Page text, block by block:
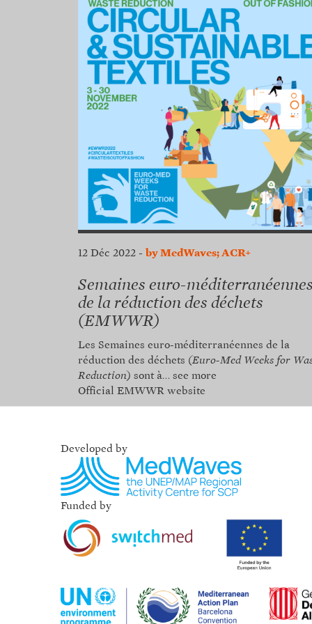
12 Déc 2022 - by MedWaves; ACR+
Semaines euro-
de la réduction des déchets
(EMWWR)
Les Semaines euro-méditerranéennes de la
réduction des déchets (Euro-Med Weeks for
Reduction) sont à… see more
Official EMWWR website
Developed by
Funded by